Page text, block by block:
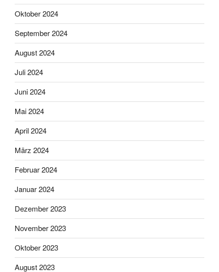
Oktober 2024
September 2024
August 2024
Juli 2024
Juni 2024
Mai 2024
April 2024
März 2024
Februar 2024
Januar 2024
Dezember 2023
November 2023
Oktober 2023
August 2023